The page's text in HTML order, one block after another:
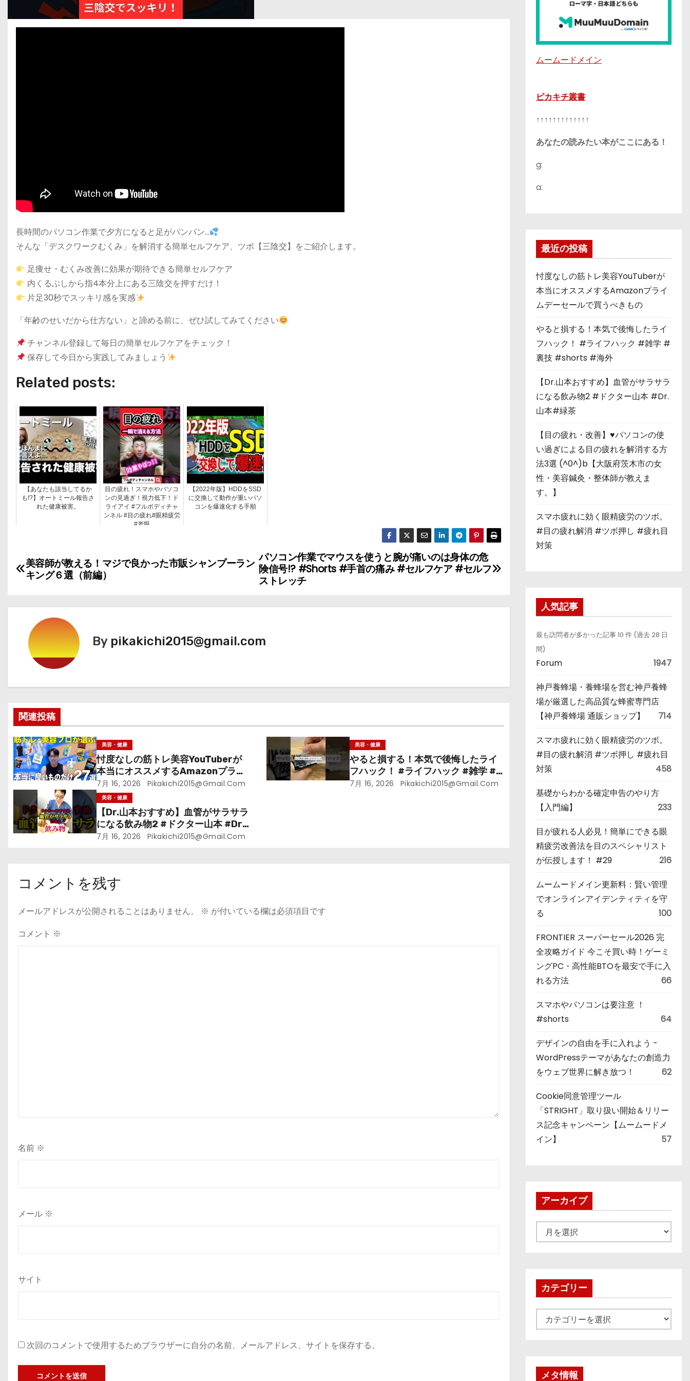
長時間のパソコン作業で夕方になると足がパンパン…
そんな「デスクワークむくみ」を解消する簡単セルフケア、ツボ【三陰交】をご紹介します。
足痩せ・むくみ改善に効果が期待できる簡単セルフケア
内くるぶしから指4本分上にある三陰交を押すだけ！
片足30秒でスッキリ感を実感
「年齢のせいだから仕方ない」と諦める前に、ぜひ試してみてください
チャンネル登録して毎日の簡単セルフケアをチェック！
保存して今日から実践してみましょう
Related posts:
【あなたも該当してるか
も!?】オートミール報告さ
れた健康被害。
目の疲れ！スマホやパソコ
ンの見過ぎ！視力低下！ド
ライアイ #フルボディチャ
ンネル #目の疲れ#眼精疲労
#老眼
【2022年版】HDDをSSD
に交換して動作が重いパソ
コンを爆速化する手順
投
稿
ナ
ビ
ゲ
シ
ョ
ン
パソコン作業でマウスを使うと腕が痛いのは身体の危
険信号!? #Shorts #手首の痛み #セルフケア #セルフ
ストレッチ
美容師が教える！マジで良かった市販シャンプーラン
キング６選（前編）
By pikakichi2015@gmail.com
関連投稿
美容・健康
忖度なしの筋トレ美容YouTuberが
本当にオススメするAmazonプライ
ムデーセールで買うべきもの
7月 16, 2026 Pikakichi2015@gmail.com
美容・健康
やると損する！本気で後悔したライ
フハック！ #ライフハック #雑学 #
裏技 #shorts #海外
7月 16, 2026 Pikakichi2015@gmail.com
美容・健康
【Dr.山本おすすめ】血管がサラサラ
になる飲み物2 #ドクター山本 #Dr.
山本#緑茶
7月 16, 2026 Pikakichi2015@gmail.com
コメントを残す
メールアドレスが公開されることはありません。 ※ が付いている欄は必須項目です
コメント ※
名前 ※
メール ※
サイト
次回のコメントで使用するためブラウザーに自分の名前、メールアドレス、サイトを保存する。
ムームードメイン
ピカキチ叢書
↑↑↑↑↑↑↑↑↑↑↑↑↑
あなたの読みたい本がここにある！
g:
a:
最近の投稿
忖度なしの筋トレ美容YouTuberが
本当にオススメするAmazonプライ
ムデーセールで買うべきもの
やると損する！本気で後悔したライ
フハック！ #ライフハック #雑学 #
裏技 #shorts #海外
【Dr.山本おすすめ】血管がサラサラ
になる飲み物2 #ドクター山本 #Dr.
山本#緑茶
【目の疲れ・改善】♥パソコンの使
い過ぎによる目の疲れを解消する方
法3選 (^0^)b【大阪府茨木市の女
性・美容鍼灸・整体師が教えま
す。】
スマホ疲れに効く眼精疲労のツボ。
#目の疲れ解消 #ツボ押し #疲れ目
対策
人気記事
最も訪問者が多かった記事 10 件 (過去 28 日
間)
Forum 1947
神戸養蜂場・養蜂場を営む神戸養蜂
場が厳選した高品質な蜂蜜専門店
【神戸養蜂場 通販ショップ】
714
スマホ疲れに効く眼精疲労のツボ。
#目の疲れ解消 #ツボ押し #疲れ目
対策
458
基礎からわかる確定申告のやり方
【入門編】
233
目が疲れる人必見！簡単にできる眼
精疲労改善法を目のスペシャリスト
が伝授します！ #29
216
ムームードメイン更新料：賢い管理
でオンラインアイデンティティを守
る
100
FRONTIER スーパーセール2026 完
全攻略ガイド 今こそ買い時！ゲーミ
ングPC・高性能BTOを最安で手に入
れる方法
66
スマホやパソコンは要注意 ！
#shorts
64
デザインの自由を手に入れよう -
WordPressテーマがあなたの創造力
をウェブ世界に解き放つ！
62
Cookie同意管理ツール
「STRIGHT」取り扱い開始＆リリー
ス記念キャンペーン【ムームードメ
イン】
57
アーカイブ
ー
ブカテゴリー
テ
メタ情報